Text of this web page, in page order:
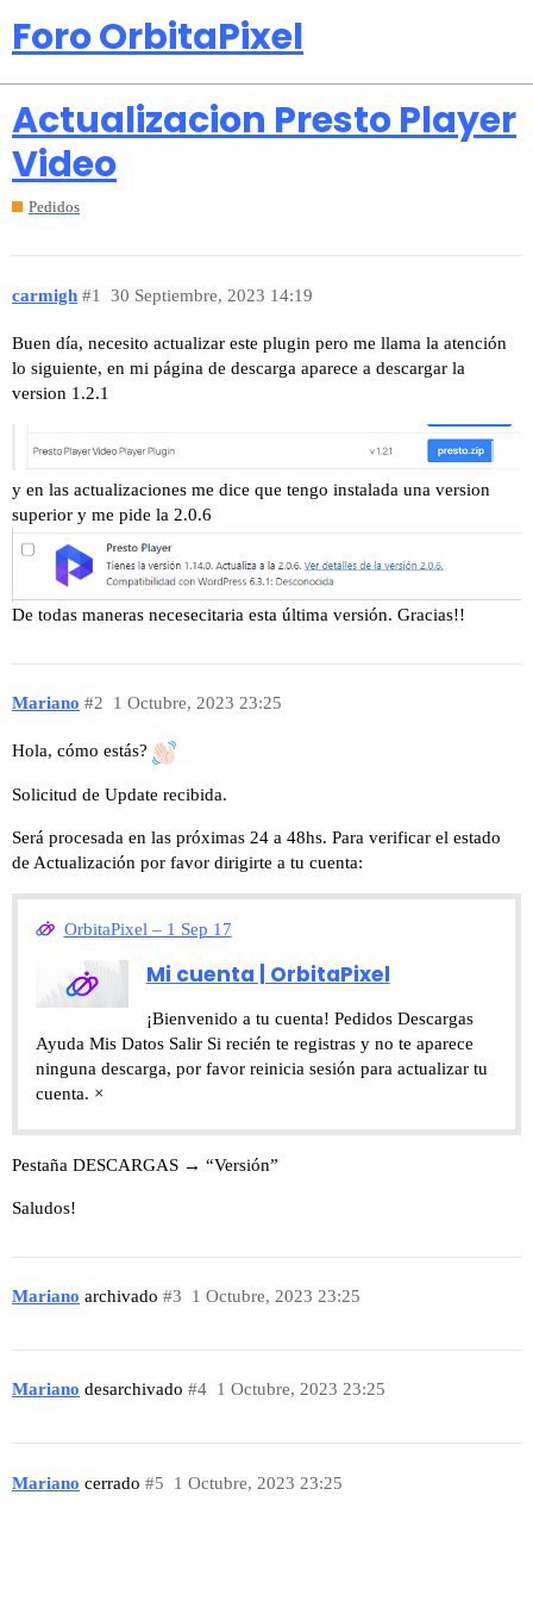
Foro OrbitaPixel
Actualizacion Presto Player
Video
Pedidos
carmigh 30 Septiembre, 2023 14:19
#1
Buen día, necesito actualizar este plugin pero me llama la atención
lo siguiente, en mi página de descarga aparece a descargar la
version 1.2.1
y en las actualizaciones me dice que tengo instalada una version
superior y me pide la 2.0.6
De todas maneras necesecitaria esta última versión. Gracias!!
Mariano 1 Octubre, 2023 23:25
#2
Hola, cómo estás?
Solicitud de Update recibida.
Será procesada en las próximas 24 a 48hs. Para verificar el estado
de Actualización por favor dirigirte a tu cuenta:
OrbitaPixel – 1 Sep 17
Mi cuenta | OrbitaPixel
¡Bienvenido a tu cuenta! Pedidos Descargas
Ayuda Mis Datos Salir Si recién te registras y no te aparece
ninguna descarga, por favor reinicia sesión para actualizar tu
cuenta. ×
Pestaña DESCARGAS → “Versión”
Saludos!
Mariano archivado 1 Octubre, 2023 23:25
#3
Mariano desarchivado 1 Octubre, 2023 23:25
#4
Mariano cerrado 1 Octubre, 2023 23:25
#5